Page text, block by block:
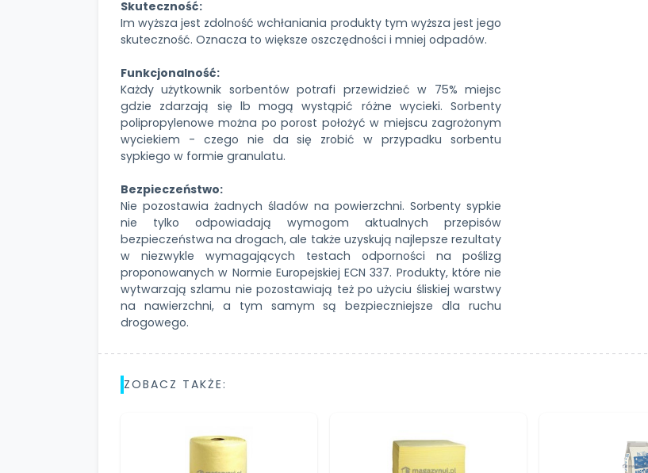
Skuteczność:
Im wyższa jest zdolność wchłaniania produkty tym wyższa jest jego
skuteczność. Oznacza to większe oszczędności i mniej odpadów.
Funkcjonalność:
Każdy użytkownik sorbentów potrafi przewidzieć w 75% miejsc
gdzie zdarzają się lb mogą wystąpić różne wycieki. Sorbenty
polipropylenowe można po porost położyć w miejscu zagrożonym
wyciekiem - czego nie da się zrobić w przypadku sorbentu
sypkiego w formie granulatu.
Bezpieczeństwo:
Nie pozostawia żadnych śladów na powierzchni. Sorbenty sypkie
nie tylko odpowiadają wymogom aktualnych przepisów
bezpieczeństwa na drogach, ale także uzyskują najlepsze rezultaty
w niezwykle wymagających testach odporności na poślizg
proponowanych w Normie Europejskiej ECN 337. Produkty, które nie
wytwarzają szlamu nie pozostawiają też po użyciu śliskiej warstwy
na nawierzchni, a tym samym są bezpieczniejsze dla ruchu
drogowego.
ZOBACZ TAKŻE: